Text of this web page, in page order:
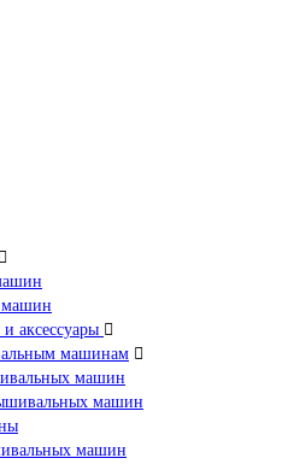
аксессуары
машинам
машин
машин
машин